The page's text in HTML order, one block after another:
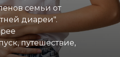
семьи от
диареи".
путешествие,